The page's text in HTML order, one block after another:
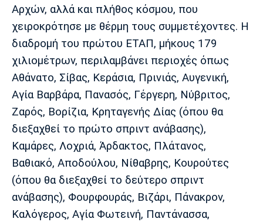
Ίντερ Μίλαν Μπάγερν
Μπορούσια
Ντόρτμουντ
Παρί Σεν
Ζερμέν
Μαρσέιγ
Μονακό
Αστέρας
Τότεναμ
Αρχών, αλλά και πλήθος κόσμου, που
χειροκρότησε με θέρμη τους συμμετέχοντες. Η
διαδρομή του πρώτου ΕΤΑΠ, μήκους 179
χιλιομέτρων, περιλαμβάνει περιοχές όπως
Αθάνατο, Σίβας, Κεράσια, Πρινιάς, Αυγενική,
Αγία Βαρβάρα, Πανασός, Γέργερη, Νύβριτος,
Ζαρός, Βορίζια, Κρηταγενής Δίας (όπου θα
διεξαχθεί το πρώτο σπριντ ανάβασης),
Καμάρες, Λοχριά, Άρδακτος, Πλάτανος,
Βαθιακό, Αποδούλου, Νίθαβρης, Κουρούτες
(όπου θα διεξαχθεί το δεύτερο σπριντ
ανάβασης), Φουρφουράς, Βιζάρι, Πάνακρον,
Καλόγερος, Αγία Φωτεινή, Παντάνασσα,